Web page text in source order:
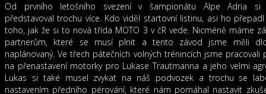
Od prvního letošního svezení v šampionátu Alpe Adria
představoval trochu více. Kdo viděl startovní listinu, asi ho
toho, jak že si to nová třída MOTO 3 v čR vede. Nicméně máme
partnerům, které se musí plnit a tento závod jsme měli
naplánovaný. Ve třech pátečních volných trénincích jsme pracovali
na přenastavení motorky pro Lukase Trautmanna a jeho velmi
Lukas si také musel zvykat na náš podvozek a trochu se
nastavením předního pérování, které nám pomáhal nastavit